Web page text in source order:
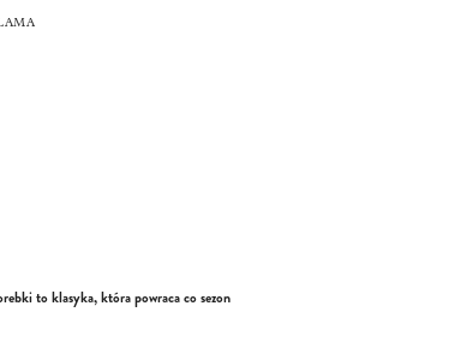
to klasyka, która powraca co sezon